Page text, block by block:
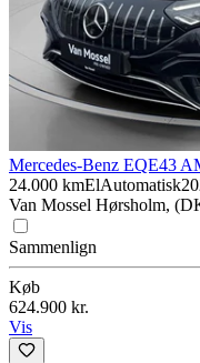
Mercedes-Benz EQE43
24.000 kmElAutomatisk
Van Mossel Hørsholm,
Sammenlign
Køb
624.900 kr.
Vis